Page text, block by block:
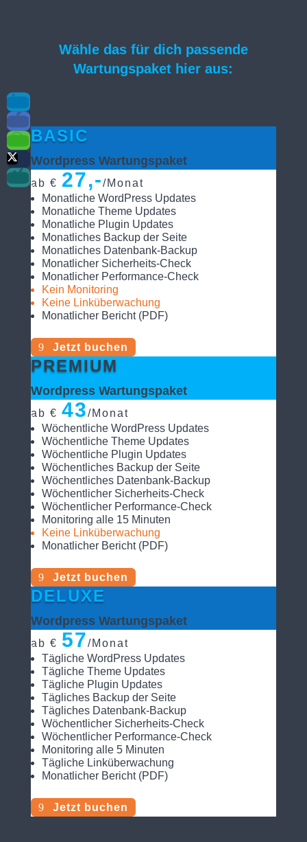
Wähle das für dich passende
Wartungspaket hier aus:
BASIC
Wordpress Wartungspaket
ab € 27,-/Monat
Monatliche WordPress Updates
Monatliche Theme Updates
Monatliche Plugin Updates
Monatliches Backup der Seite
Monatliches Datenbank-Backup
Monatlicher Sicherheits-Check
Monatlicher Performance-Check
Kein Monitoring
Keine Linküberwachung
Monatlicher Bericht (PDF)
Jetzt buchen
PREMIUM
Wordpress Wartungspaket
ab € 43/Monat
Wöchentliche WordPress Updates
Wöchentliche Theme Updates
Wöchentliche Plugin Updates
Wöchentliches Backup der Seite
Wöchentliches Datenbank-Backup
Wöchentlicher Sicherheits-Check
Wöchentlicher Performance-Check
Monitoring alle 15 Minuten
Keine Linküberwachung
Monatlicher Bericht (PDF)
Jetzt buchen
DELUXE
Wordpress Wartungspaket
ab € 57/Monat
Tägliche WordPress Updates
Tägliche Theme Updates
Tägliche Plugin Updates
Tägliches Backup der Seite
Tägliches Datenbank-Backup
Wöchentlicher Sicherheits-Check
Wöchentlicher Performance-Check
Monitoring alle 5 Minuten
Tägliche Linküberwachung
Monatlicher Bericht (PDF)
Jetzt buchen